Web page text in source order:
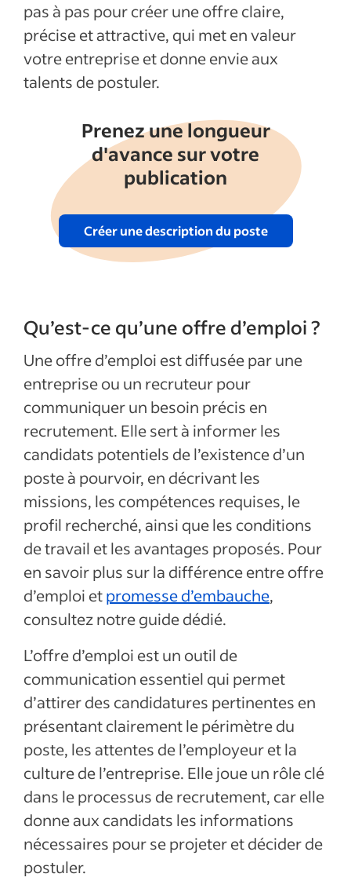
pas à pas pour créer une offre claire,
précise et attractive, qui met en valeur
votre entreprise et donne envie aux
talents de postuler.
Prenez une longueur
d'avance sur votre
publication
Créer une description du poste
Qu’est-ce qu’une offre d’emploi ?
Une offre d’emploi est diffusée par une
entreprise ou un recruteur pour
communiquer un besoin précis en
recrutement. Elle sert à informer les
candidats potentiels de l’existence d’un
poste à pourvoir, en décrivant les
missions, les compétences requises, le
profil recherché, ainsi que les conditions
de travail et les avantages proposés. Pour
en savoir plus sur la différence entre offre
d’emploi etpromesse d’embauche,
consultez notre guide dédié.
L’offre d’emploi est un outil de
communication essentiel qui permet
d’attirer des candidatures pertinentes en
présentant clairement le périmètre du
poste, les attentes de l’employeur et la
culture de l’entreprise. Elle joue un rôle clé
dans le processus de recrutement, car elle
donne aux candidats les informations
nécessaires pour se projeter et décider de
postuler.